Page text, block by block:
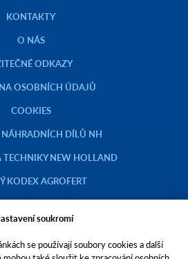
KONTAKTY
O NÁS
ODKAZY
OSOBNÍCH ÚDAJŮ
COOKIES
NÁHRADNÍCH DÍLŮ NH
NEW HOLLAND
KODEX AGROFERT
© 2023 AGROTEC a.s.
soukromí
se používají soubory cookies a další